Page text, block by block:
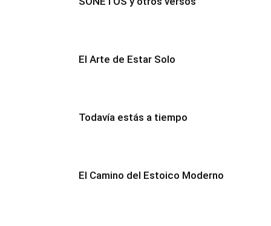
El Arte de Estar Solo
Todavía estás a tiempo
El Camino del Estoico Moderno